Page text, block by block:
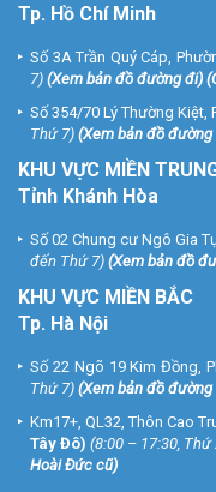
Tp. Hồ Chí Minh
Số 3A Trần Quý Cáp,
7) (Xem bản đồ đường đi)
Số 354/70 Lý Thường Kiệt,
Thứ 7) (Xem bản đồ đường
KHU VỰC MIỀN
Tỉnh Khánh Hòa
Số 02 Chung cư Ngô Gia
đến Thứ 7) (Xem bản đồ
KHU VỰC MIỀN BẮC
Tp. Hà Nội
Số 22 Ngõ 19 Kim Đồng,
Thứ 7) (Xem bản đồ đường
Km17+, QL32, Thôn Cao
Tây Đô) (8:00 – 17:30,
Hoài Đức cũ)